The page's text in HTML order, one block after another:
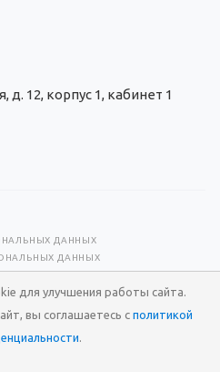
д. 12, корпус 1, кабинет 1
ДАННЫХ
ДАННЫХ
центр «Гальва»
для улучшения работы сайта.
вы соглашаетесь с политикой
.